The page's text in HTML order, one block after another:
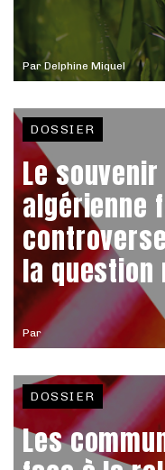
ParDelphine Miquel
Par
DOSSIER
Le
algérienne
la question
DOSSIER
Les